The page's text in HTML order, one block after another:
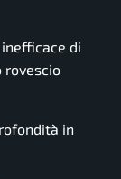
inefficace di
rovescio
in